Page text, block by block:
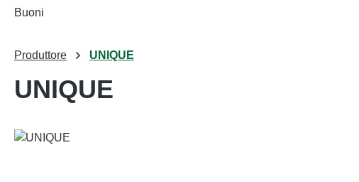
Buoni
Produttore UNIQUE
UNIQUE